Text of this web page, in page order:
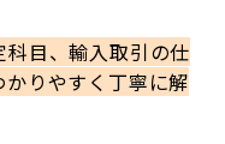
目、輸入取引の仕
りやすく丁寧に解